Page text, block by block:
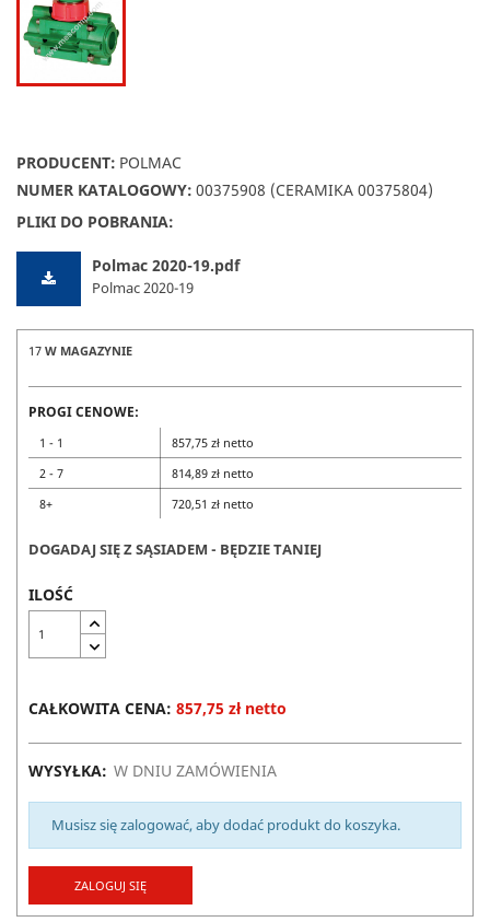
PRODUCENT: POLMAC
NUMER KATALOGOWY: 00375908 (CERAMIKA 00375804)
PLIKI DO POBRANIA:
Polmac 2020-19.pdf
Polmac 2020-19
17 W MAGAZYNIE
PROGI CENOWE:
1 - 1
857,75 zł netto
2 - 7
814,89 zł netto
8+
720,51 zł netto
DOGADAJ SIĘ Z SĄSIADEM - BĘDZIE TANIEJ
ILOŚĆ
CAŁKOWITA CENA: 857,75 zł netto
WYSYŁKA: W DNIU ZAMÓWIENIA
Musisz się zalogować, aby dodać produkt do koszyka.
ZALOGUJ SIĘ